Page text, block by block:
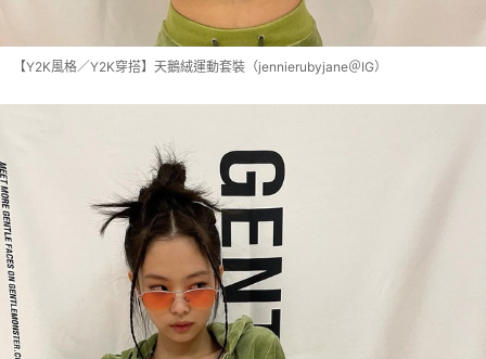
【Y2K風格／Y2K穿搭】天鵝絨運動套裝（jennierubyjane＠IG）